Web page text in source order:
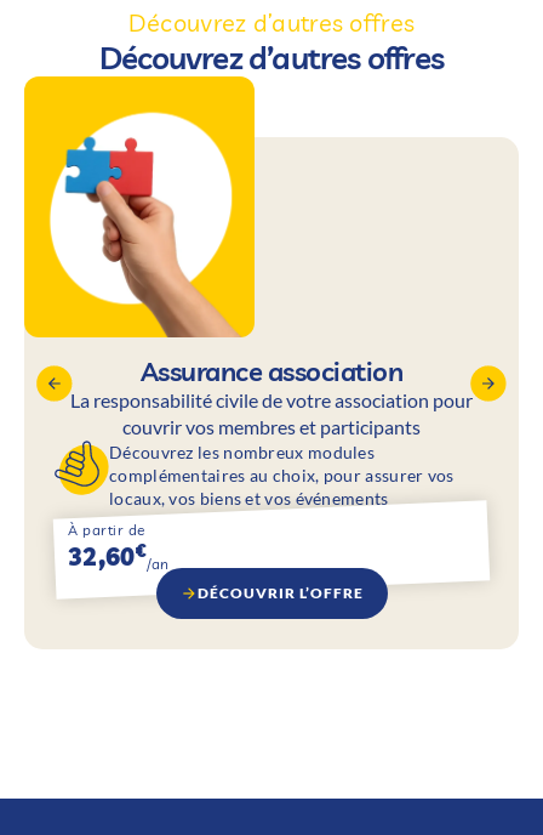
Découvrez d’autres offres
Découvrez d’autres offres
Assurance association
La responsabilité civile de votre association pour
couvrir vos membres et participants
Découvrez les nombreux modules
complémentaires au choix, pour assurer vos
locaux, vos biens et vos événements
À partir de
32,60€
/an
DÉCOUVRIR L’OFFRE